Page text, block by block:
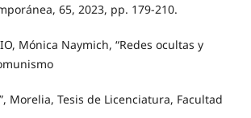
65, 2023, pp. 179-210.
Mónica Naymich, “Redes ocultas y
Morelia, Tesis de Licenciatura, Facultad